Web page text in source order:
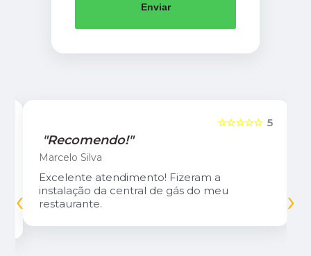
Enviar
5
☆☆☆☆☆
"Recomendo!"
Marcelo Silva
Excelente atendimento! Fizeram a
instalação da central de gás do meu
restaurante.
‹ ›